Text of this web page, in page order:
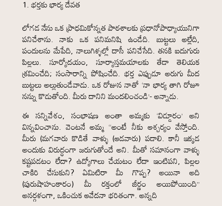
భర్తకు భార్య దేవత
లోగడ నేను ఒక ప్రాధమికోన్నత పాఠశాలకు ప్రధానోపాధ్యాయునిగా
పనిచేశాను. నాకు ఒక పనిమనిషి ఉండేది. బుట్టలు అల్లేది,
పందులను మేపేది, నాలుగిళ్ళల్లో దాసీ పనిచేసేది. తనకి ఐదుగురు
పిల్లలు. సూర్యోదయం, సూర్యాస్తమయాలకు తేడా తెలియక
శ్రమించేది; సంసారాన్ని పోషించేది. భర్త ఎప్పుడూ అరుగు మీద
బుట్టలు అల్లుతుండేవాడు. ఒక రోజున నాతో ‘నా భార్య తాగి రోజూ
నన్ను కొడుతోంది. మీరు దానిని మందలించండి’- అన్నాడు.
ఈ సన్నివేశం, సంభాషణ అంతా అమ్మకు ‘విడ్డూరం’ అని
విన్నవించాను. వెంటనే అమ్మ “అంటే నీకు ఆశ్చర్యం వేస్తోంది.
మీరు (మగవారు కొడితే వాళ్ళు (ఆడవారు) పడాలి. కానీ ఇక్కడ
అందుకు విరుద్ధంగా జరుగుతోందే అని. మీతో సమానంగా వాళ్ళు
కష్టపడటం లేదా? ఉద్యోగాలు చేయటం లేదా ఇంటిపని, పిల్లల
చాకిరి చేసుకుని? ఏమిటిరా మీ గొప్ప? అయినా అది
(పురుషాహంకారం) మీ రక్తంలో జీర్ణం అయిపోయింది”
అనర్గళంగా, ఒకించుక ఆవేదనా భరితంగా. అన్నది